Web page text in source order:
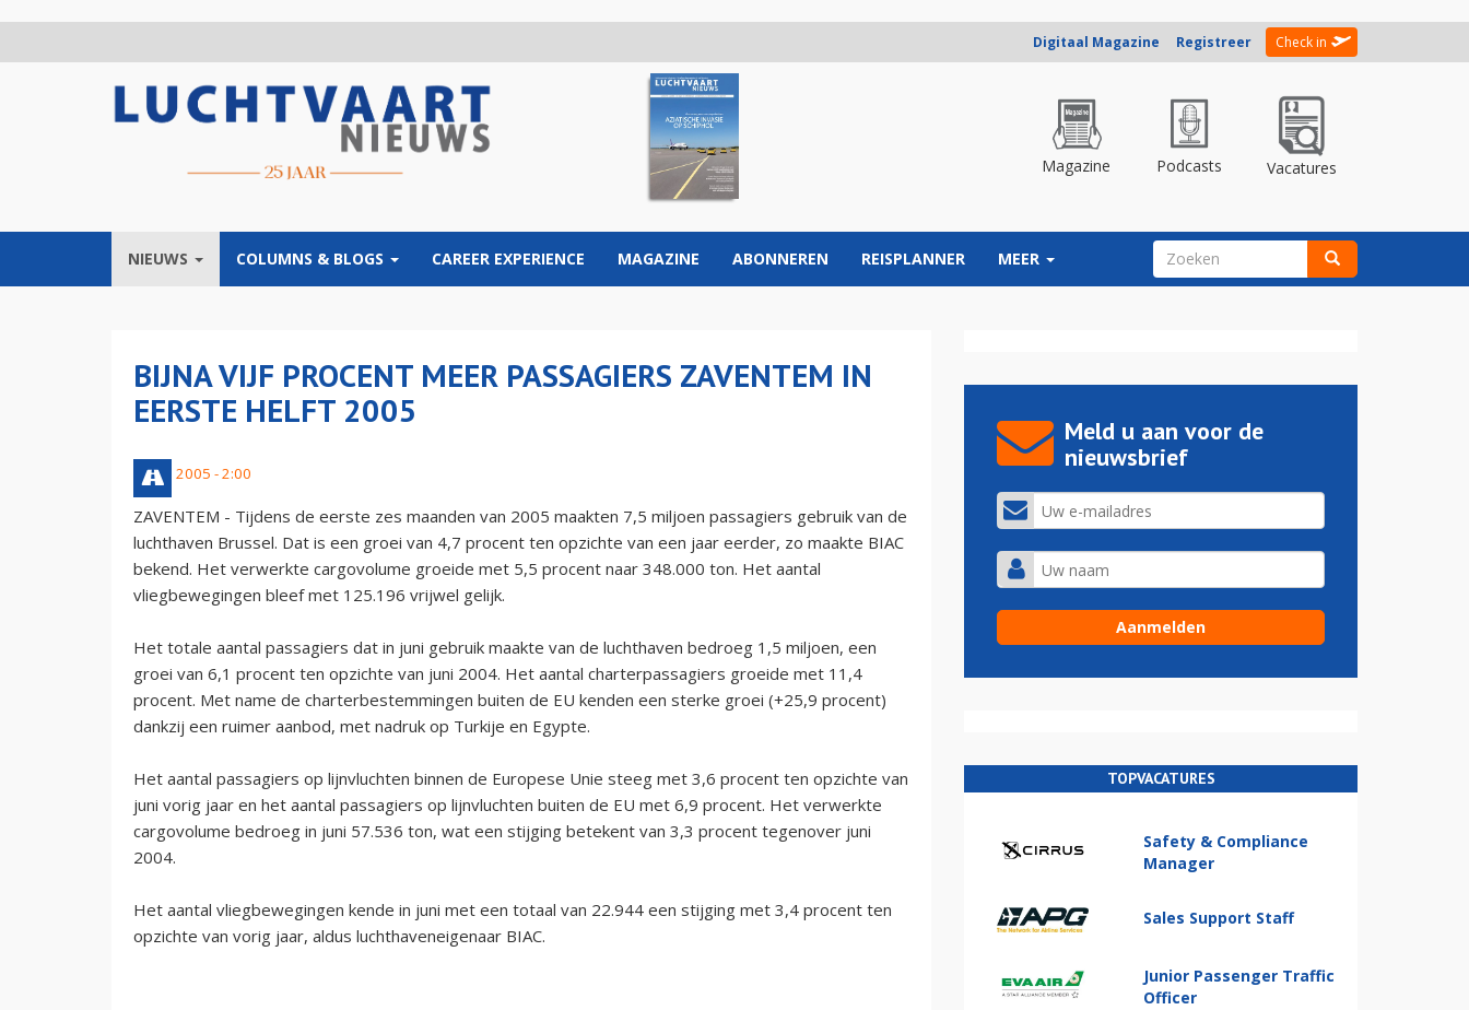
Digitaal Magazine Registreer Check in
Magazine Podcasts Vacatures
NIEUWS COLUMNS & BLOGS CAREER EXPERIENCE MAGAZINE ABONNEREN REISPLANNER MEER ZOEKVELD
BIJNA VIJF PROCENT MEER PASSAGIERS ZAVENTEM IN
EERSTE HELFT 2005
20 juli 2005 - 2:00
ZAVENTEM - Tijdens de eerste zes maanden van 2005 maakten 7,5 miljoen passagiers gebruik van de
luchthaven Brussel. Dat is een groei van 4,7 procent ten opzichte van een jaar eerder, zo maakte BIAC
bekend. Het verwerkte cargovolume groeide met 5,5 procent naar 348.000 ton. Het aantal
vliegbewegingen bleef met 125.196 vrijwel gelijk.
Het totale aantal passagiers dat in juni gebruik maakte van de luchthaven bedroeg 1,5 miljoen, een
groei van 6,1 procent ten opzichte van juni 2004. Het aantal charterpassagiers groeide met 11,4
procent. Met name de charterbestemmingen buiten de EU kenden een sterke groei (+25,9 procent)
dankzij een ruimer aanbod, met nadruk op Turkije en Egypte.
Het aantal passagiers op lijnvluchten binnen de Europese Unie steeg met 3,6 procent ten opzichte van
juni vorig jaar en het aantal passagiers op lijnvluchten buiten de EU met 6,9 procent. Het verwerkte
cargovolume bedroeg in juni 57.536 ton, wat een stijging betekent van 3,3 procent tegenover juni
2004.
Het aantal vliegbewegingen kende in juni met een totaal van 22.944 een stijging met 3,4 procent ten
opzichte van vorig jaar, aldus luchthaveneigenaar BIAC.
Meld u aan voor de
nieuwsbrief
TOPVACATURES
Safety & Compliance
Manager
Sales Support Staff
Junior Passenger Traffic
Officer